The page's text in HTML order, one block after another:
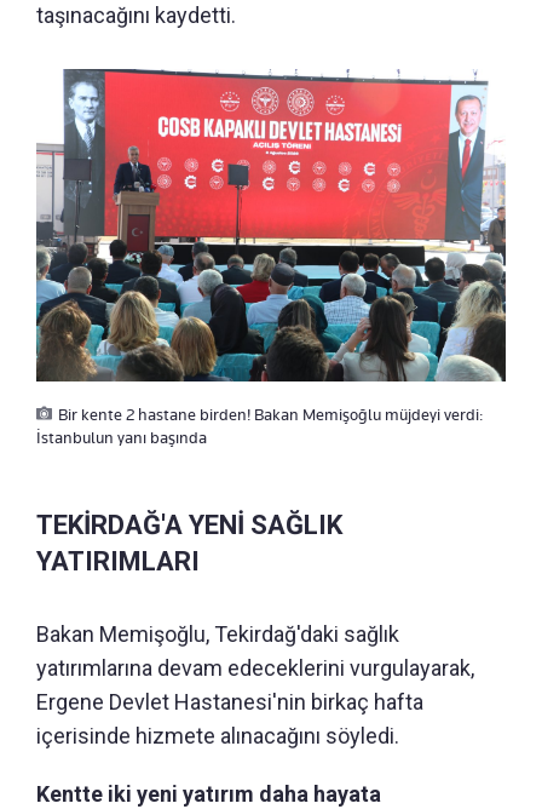
taşınacağını kaydetti.
Bir kente 2 hastane birden! Bakan Memişoğlu müjdeyi verdi:
İstanbulun yanı başında
TEKİRDAĞ'A YENİ SAĞLIK
YATIRIMLARI
Bakan Memişoğlu, Tekirdağ'daki sağlık
yatırımlarına devam edeceklerini vurgulayarak,
Ergene Devlet Hastanesi'nin birkaç hafta
içerisinde hizmete alınacağını söyledi.
Kentte iki yeni yatırım daha hayata